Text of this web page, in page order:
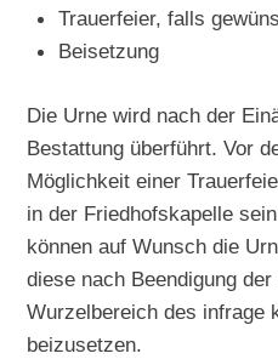
Trauerfeier, falls
Beisetzung
Die Urne wird nach der
Bestattung überführt. Vor
Möglichkeit einer
in der Friedhofskapelle
können auf Wunsch die
diese nach Beendigung
Wurzelbereich des infrage
beizusetzen.